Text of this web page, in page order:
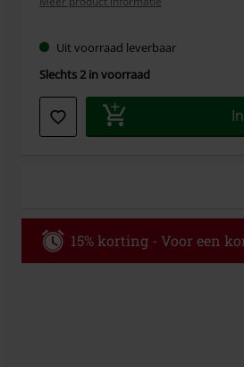
Uit voorraad leverbaar
Slechts 2 in voorraad
15% korting - Voor een